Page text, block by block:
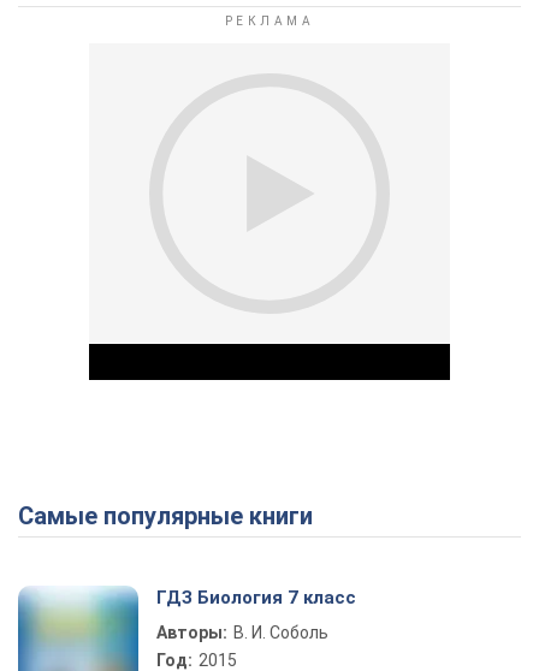
Play Video
Самые популярные книги
ГДЗ Биология 7 класс
Авторы: В. И. Соболь
Год: 2015